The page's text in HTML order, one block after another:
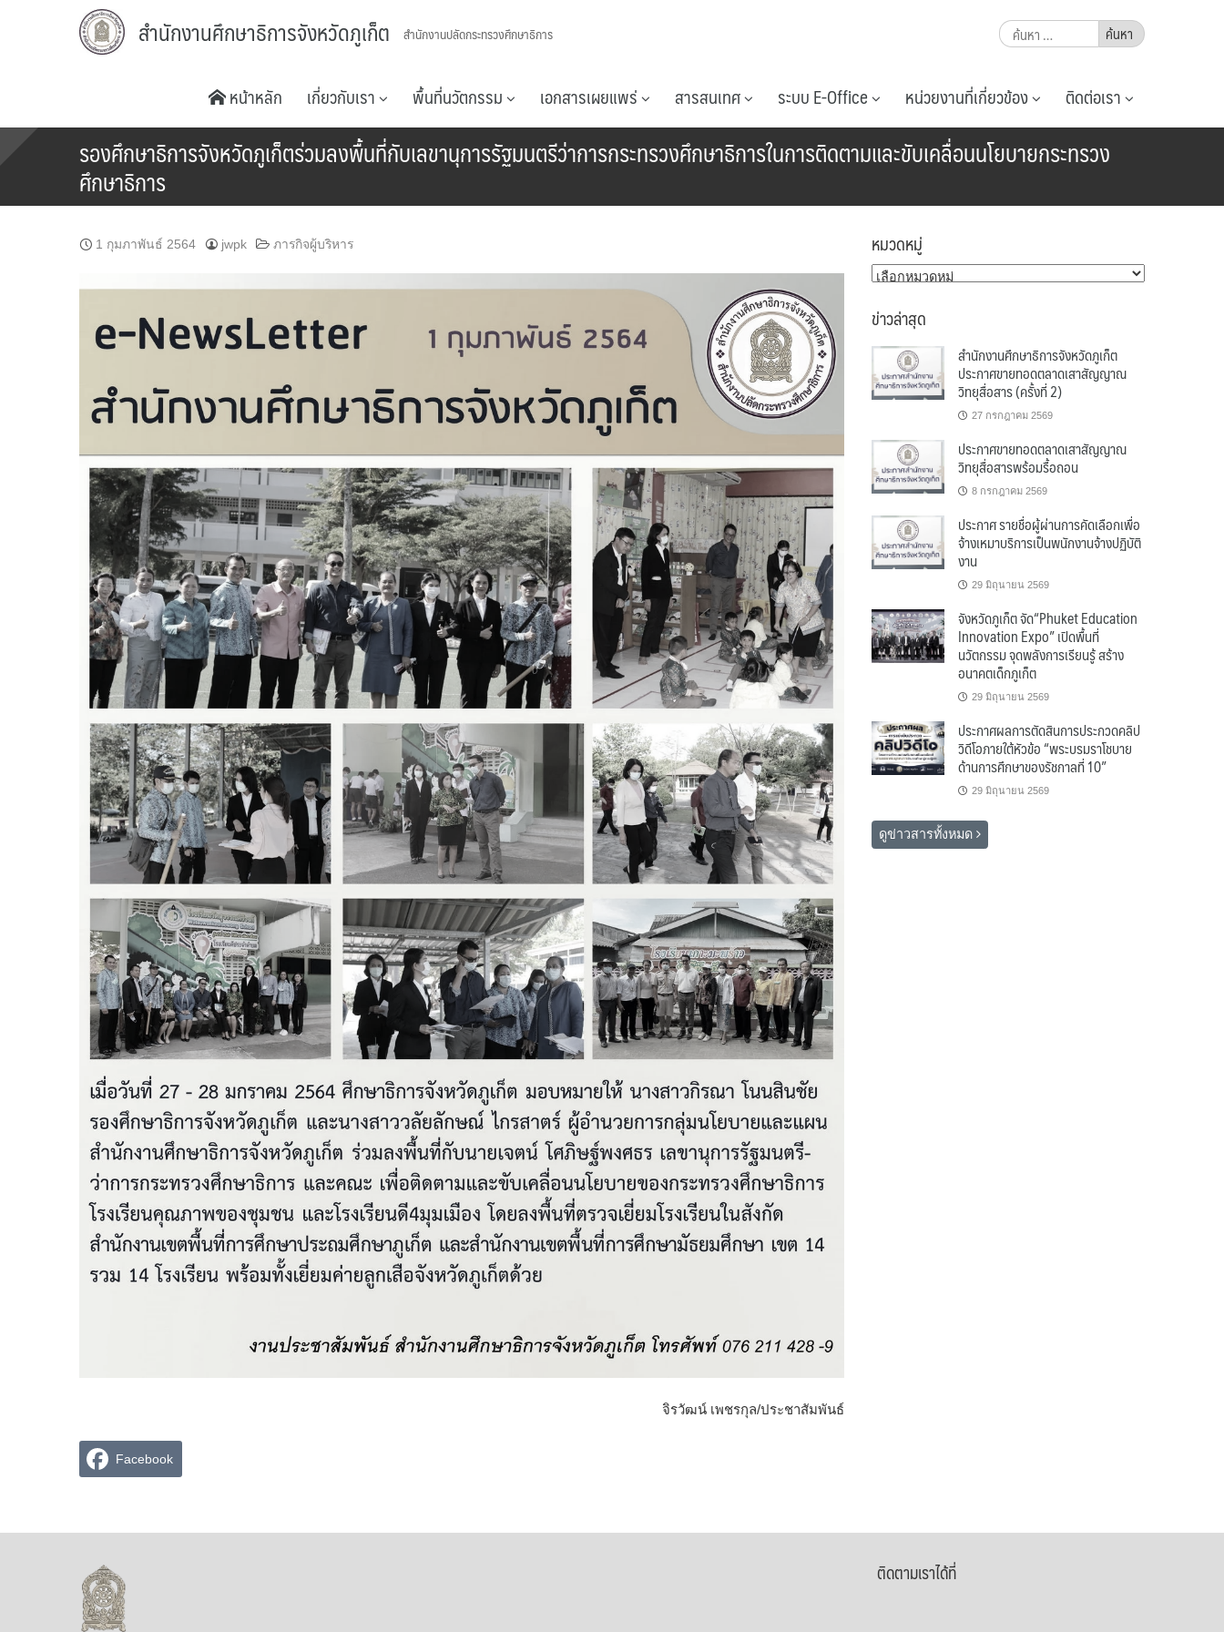
สำนักงานศึกษาธิการจังหวัดภูเก็ต สำนักงานปลัดกระทรวงศึกษาธิการ
ค้นหา
สำหรับ:
หน้าหลัก เกี่ยวกับเรา พื้นที่นวัตกรรม เอกสารเผยแพร่ สารสนเทศ ระบบ E-Office หน่วยงานที่เกี่ยวข้อง ติดต่อเรา
รองศึกษาธิการจังหวัดภูเก็ตร่วมลงพื้นที่กับเลขานุการรัฐมนตรีว่าการกระทรวงศึกษาธิการในการติดตามและขับเคลื่อนนโยบายกระทรวง
ศึกษาธิการ
1 กุมภาพันธ์ 2564 jwpk ภารกิจผู้บริหาร
จิรวัฒน์ เพชรกุล/ประชาสัมพันธ์
Facebook
หมวดหมู่
หมวด
ข่าวล่าสุด
สำนักงานศึกษาธิการจังหวัดภูเก็ต
ประกาศขายทอดตลาดเสาสัญญาณ
วิทยุสื่อสาร (ครั้งที่ 2)
27 กรกฎาคม 2569
ประกาศขายทอดตลาดเสาสัญญาณ
วิทยุสื่อสารพร้อมรื้อถอน
8 กรกฎาคม 2569
ประกาศ รายชื่อผู้ผ่านการคัดเลือกเพื่อ
จ้างเหมาบริการเป็นพนักงานจ้างปฏิบัติ
งาน
29 มิถุนายน 2569
จังหวัดภูเก็ต จัด“Phuket Education
Innovation Expo” เปิดพื้นที่
นวัตกรรม จุดพลังการเรียนรู้ สร้าง
อนาคตเด็กภูเก็ต
29 มิถุนายน 2569
ประกาศผลการตัดสินการประกวดคลิป
วิดีโอภายใต้หัวข้อ “พระบรมราโชบาย
ด้านการศึกษาของรัชกาลที่ 10”
29 มิถุนายน 2569
ดูข่าวสารทั้งหมด
ติดตามเราได้ที่